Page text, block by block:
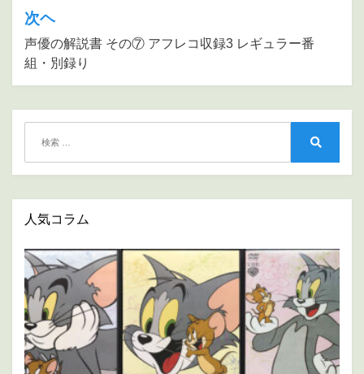
ビ
ゲ
ー
ョ
ン
次ヘ
声優の解説書 その⑦ アフレコ収録3 レギュラー番
組・別録り
人気コラム